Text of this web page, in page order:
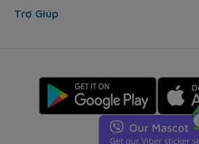
Trợ Giúp